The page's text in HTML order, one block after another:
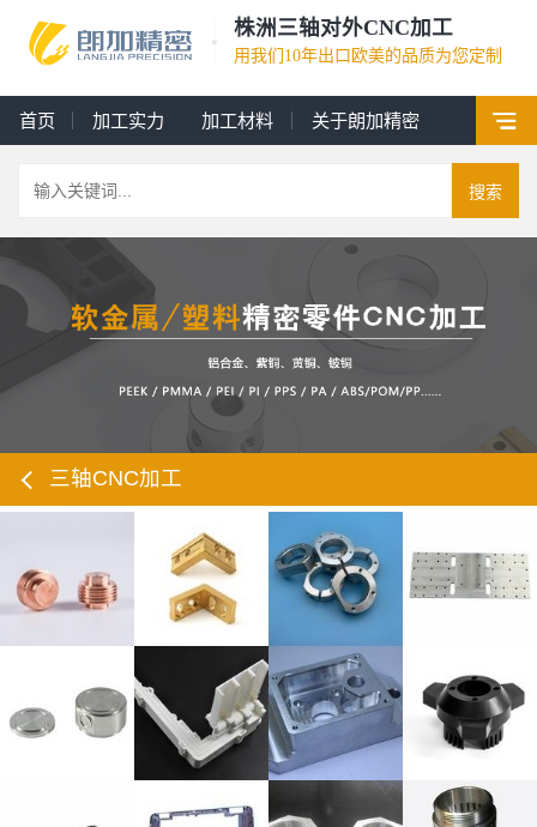
株洲三轴对外CNC加工
用我们10年出口欧美的品质为您定制
首页 加工实力 加工材料 关于朗加精密
搜索
三轴CNC加工